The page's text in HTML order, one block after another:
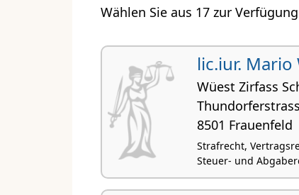
Wählen Sie aus 17 zur
lic.iur. Mario
Wüest Zirfass
8501 Frauenfeld
Strafrecht,
Steuer- und